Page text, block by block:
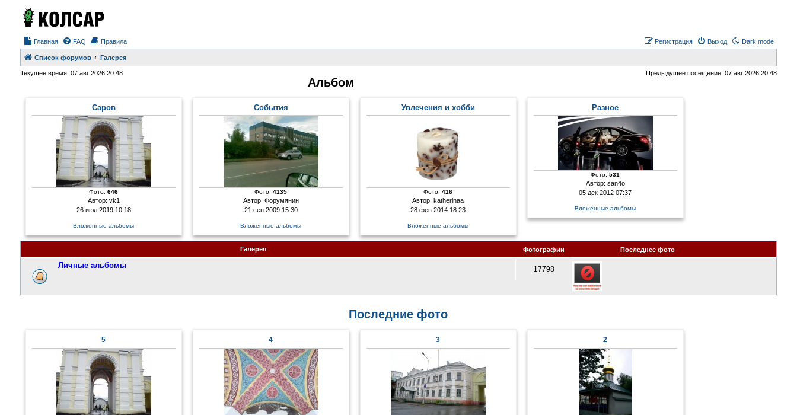
Главная Dark mode
FAQ Правила Выход
Регистрация
Список форумов Галерея
Предыдущее посещение: 07 авг 2026 20:48
Текущее время: 07 авг 2026 20:48
Альбом
Саров
Фото:646
Автор: vk1
26 июл 2019 10:18
Вложенные альбомы
События
Фото:4135
Автор: Форумянин
21 сен 2009 15:30
Вложенные альбомы
Увлечения и хобби
Фото:416
Автор:katherinaa
28 фев 2014 18:23
Вложенные альбомы
Разное
Фото:531
Автор: san4o
05 дек 2012 07:37
Вложенные альбомы
Галерея Фотографии Последнее фото
Личные альбомы 17798
Последние фото
5 4 3 2